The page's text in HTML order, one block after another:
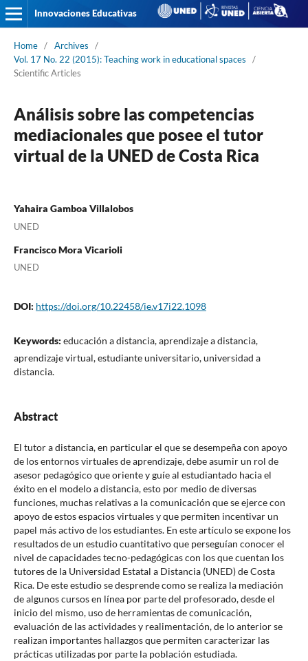
Innovaciones Educativas
Home / Archives
/
Vol. 17 No. 22 (2015): Teaching work in educational spaces
/
Scientific Articles
Análisis sobre las competencias
mediacionales que posee el tutor
virtual de la UNED de Costa Rica
Yahaira Gamboa Villalobos
UNED
Francisco Mora Vicarioli
UNED
DOI: https://doi.org/10.22458/ie.v17i22.1098
Keywords: educación a distancia, aprendizaje a distancia,
aprendizaje virtual, estudiante universitario, universidad a
distancia.
Abstract
El tutor a distancia, en particular el que se desempeña con apoyo
de los entornos virtuales de aprendizaje, debe asumir un rol de
asesor pedagógico que oriente y guíe al estudiantado hacia el
éxito en el modelo a distancia, esto por medio de diversas
funciones, muchas relativas a la comunicación que se ejerce con
apoyo de estos espacios virtuales y que permiten incentivar un
papel más activo de los estudiantes. En este artículo se expone los
resultados de un estudio cuantitativo que perseguían conocer el
nivel de capacidades tecno-pedagógicas con los que cuentan los
tutores de la Universidad Estatal a Distancia (UNED) de Costa
Rica. De este estudio se desprende como se realiza la mediación
de algunos cursos en línea por parte del profesorado, desde el
inicio del mismo, uso de herramientas de comunicación,
evaluación de las actividades y realimentación, de lo anterior se
realizan importantes hallazgos que permiten caracterizar las
prácticas utilizadas por parte la población estudiada.